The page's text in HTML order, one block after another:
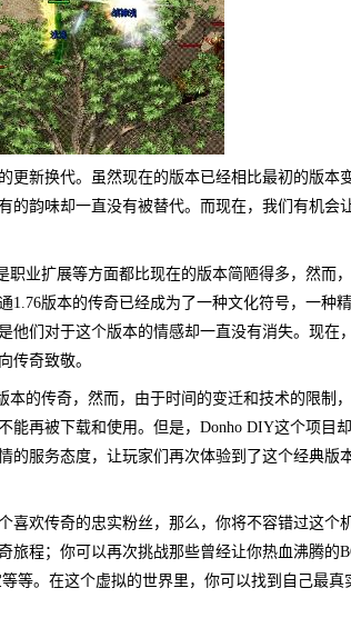
更新换代。虽然现在的版本已经相比最初的版本
的韵味却一直没有被替代。而现在，我们有机会
职业扩展等方面都比现在的版本简陋得多，然而
1.76版本的传奇已经成为了一种文化符号，一种
他们对于这个版本的情感却一直没有消失。现在
传奇致敬。
本的传奇，然而，由于时间的变迁和技术的限制
能再被下载和使用。但是，Donho DIY这个项目
的服务态度，让玩家们再次体验到了这个经典版
喜欢传奇的忠实粉丝，那么，你将不容错过这个
程；你可以再次挑战那些曾经让你热血沸腾的
等。在这个虚拟的世界里，你可以找到自己最真